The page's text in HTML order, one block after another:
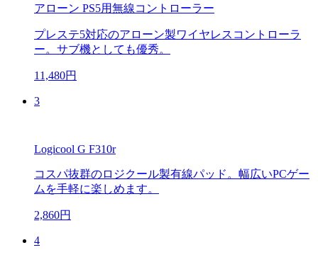
アローン PS5用無線コントローラー
プレステ5対応のアローン製ワイヤレスコントローラ
ー。サブ機としても優秀。
11,480円
3
Logicool G F310r
コスパ抜群のロジクール製有線パッド。幅広いPCゲー
ムを手軽に楽しめます。
2,860円
4